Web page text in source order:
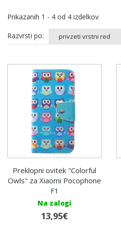
Prikazanih 1 - 4 od 4 izdelkov
Razvrsti po:
Preklopni ovitek "Colorful
Owls" za Xiaomi Pocophone
F1
Na zalogi
13,95€